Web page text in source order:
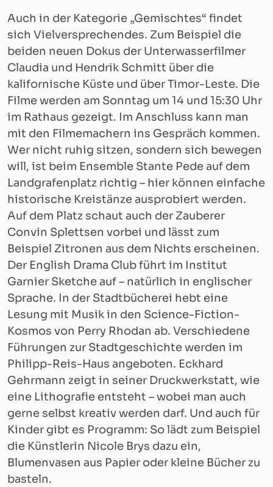
Auch in der Kategorie „Gemischtes“ findet
sich Vielversprechendes. Zum Beispiel die
beiden neuen Dokus der Unterwasserfilmer
Claudia und Hendrik Schmitt über die
kalifornische Küste und über Timor-Leste. Die
Filme werden am Sonntag um 14 und 15:30 Uhr
im Rathaus gezeigt. Im Anschluss kann man
mit den Filmemachern ins Gespräch kommen.
Wer nicht ruhig sitzen, sondern sich bewegen
will, ist beim Ensemble Stante Pede auf dem
Landgrafenplatz richtig – hier können einfache
historische Kreistänze ausprobiert werden.
Auf dem Platz schaut auch der Zauberer
Convin Splettsen vorbei und lässt zum
Beispiel Zitronen aus dem Nichts erscheinen.
Der English Drama Club führt im Institut
Garnier Sketche auf – natürlich in englischer
Sprache. In der Stadtbücherei hebt eine
Lesung mit Musik in den Science-Fiction-
Kosmos von Perry Rhodan ab. Verschiedene
Führungen zur Stadtgeschichte werden im
Philipp-Reis-Haus angeboten. Eckhard
Gehrmann zeigt in seiner Druckwerkstatt, wie
eine Lithografie entsteht – wobei man auch
gerne selbst kreativ werden darf. Und auch für
Kinder gibt es Programm: So lädt zum Beispiel
die Künstlerin Nicole Brys dazu ein,
Blumenvasen aus Papier oder kleine Bücher zu
basteln.